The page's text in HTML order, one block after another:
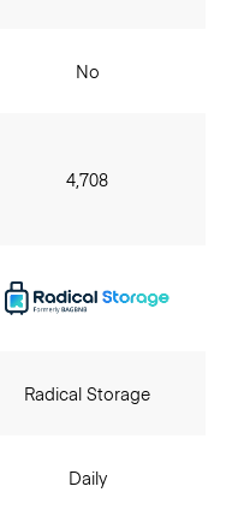
No
4,708
Radical Storage
Daily